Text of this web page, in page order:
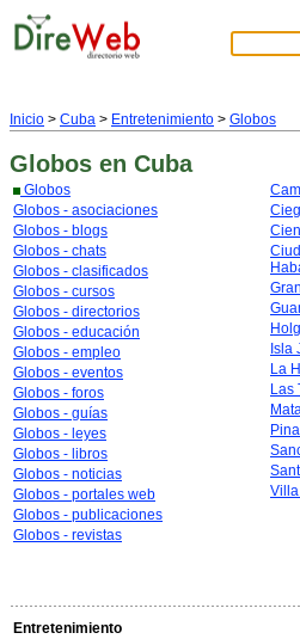
Inicio > Cuba > Entretenimiento > Globos
Globos en Cuba
Globos
Globos - asociaciones
Globos - blogs
Globos - chats
Globos - clasificados
Globos - cursos
Globos - directorios
Globos - educación
Globos - empleo
Globos - eventos
Globos - foros
Globos - guías
Globos - leyes
Globos - libros
Globos - noticias
Globos - portales web
Globos - publicaciones
Globos - revistas
Isla
La
Las
Entretenimiento